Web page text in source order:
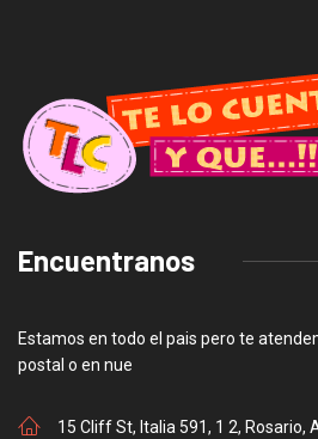
Encuentranos
Estamos en todo el pais pero te
postal o en nue
15 Cliff St, Italia 591, 1 2, Rosario,